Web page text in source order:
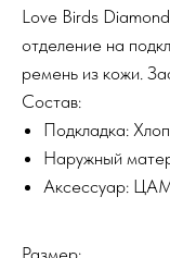
Love Birds
отделение на
ремень из кожи.
Состав:
Подкладка:
Наружный
Аксессуар:
Размер: